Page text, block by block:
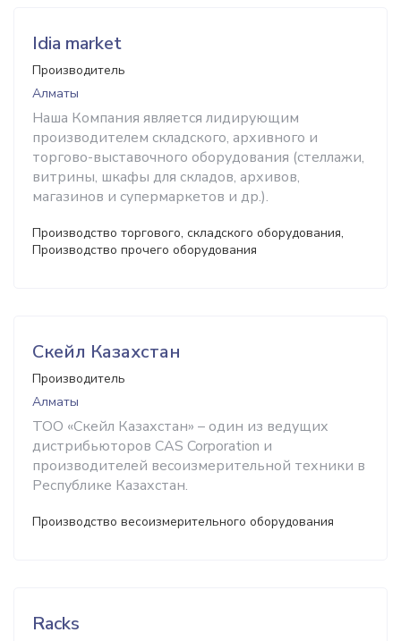
Idia market
Производитель
Алматы
Наша Компания является лидирующим
производителем складского, архивного и
торгово-выставочного оборудования (стеллажи,
витрины, шкафы для складов, архивов,
магазинов и супермаркетов и др.).
Производство торгового, складского оборудования,
Производство прочего оборудования
Скейл Казахстан
Производитель
Алматы
ТОО «Скейл Казахстан» – один из ведущих
дистрибьюторов CAS Corporation и
производителей весоизмерительной техники в
Республике Казахстан.
Производство весоизмерительного оборудования
Racks